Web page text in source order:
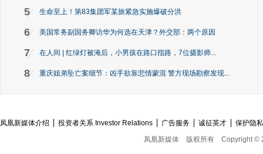
5 生命至上！第83集团军某旅紧急实施爆破分洪
6 美国常务副国务卿访华为何选在天津？外交部：两个原因
7 在人间 | 红绿灯被淹后，小男孩在路口指路，7位摄影师...
8 重庆姐弟坠亡案细节：凶手欲靠悲情蒙混 警方现场勘察发现...
凤凰新媒体介绍 投资者关系 Investor Relations 广告服务 诚征英才
保护隐
凤凰新媒体
版权所有 Copyright ©